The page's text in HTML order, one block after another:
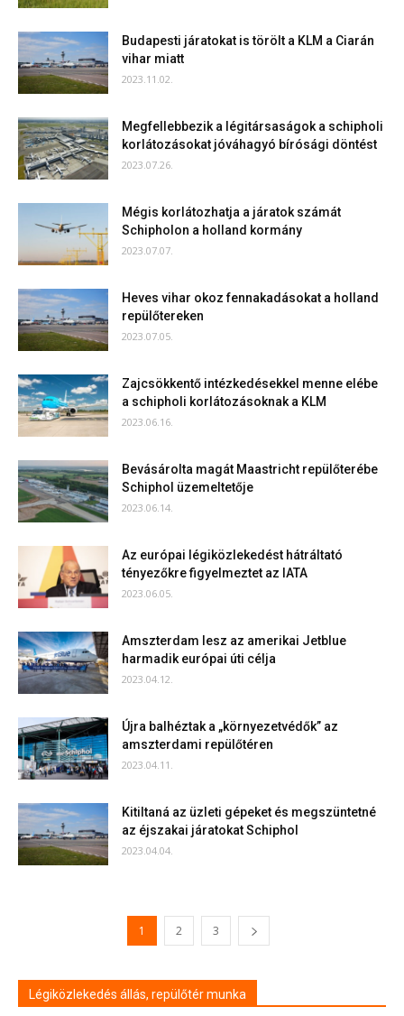
Budapesti járatokat is törölt a KLM a Ciarán
vihar miatt
2023.11.02.
Megfellebbezik a légitársaságok a schipholi
korlátozásokat jóváhagyó bírósági döntést
2023.07.26.
Mégis korlátozhatja a járatok számát
Schipholon a holland kormány
2023.07.07.
Heves vihar okoz fennakadásokat a holland
repülőtereken
2023.07.05.
Zajcsökkentő intézkedésekkel menne elébe
a schipholi korlátozásoknak a KLM
2023.06.16.
Bevásárolta magát Maastricht repülőterébe
Schiphol üzemeltetője
2023.06.14.
Az európai légiközlekedést hátráltató
tényezőkre figyelmeztet az IATA
2023.06.05.
Amszterdam lesz az amerikai Jetblue
harmadik európai úti célja
2023.04.12.
Újra balhéztak a „környezetvédők” az
amszterdami repülőtéren
2023.04.11.
Kitiltaná az üzleti gépeket és megszüntetné
az éjszakai járatokat Schiphol
2023.04.04.
1 2 3
Légiközlekedés állás, repülőtér munka